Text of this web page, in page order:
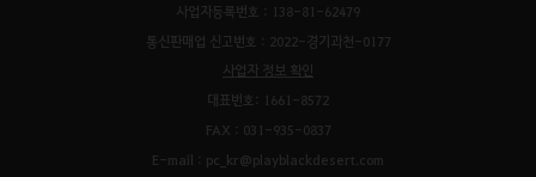
사업자등록번호 : 138-81-62479
통신판매업 신고번호 : 2022-경기과천-0177
사업자 정보 확인
대표번호: 1661-8572
FAX : 031-935-0837
E-mail : pc_kr@playblackdesert.com